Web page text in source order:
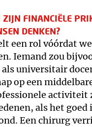
FINANCIËLE
DENKEN?
een rol vóórdat
Iemand zou
als universitair
op een
als het
Een chirurg